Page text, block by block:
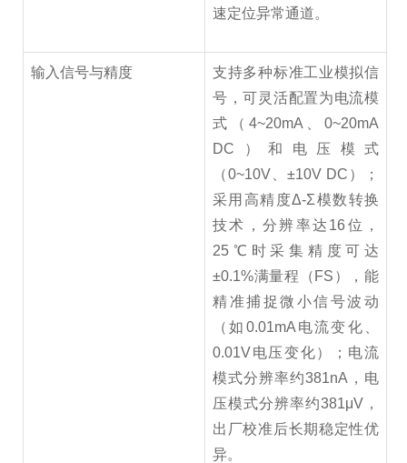
速定位异常通道。
输入信号与精度
支持多种标准工业模拟信
号，可灵活配置为电流模
式（4~20mA、0~20mA
DC）和电压模式
（0~10V、±10V DC）；
采用高精度Δ-Σ模数转换
技术，分辨率达16位，
25℃时采集精度可达
±0.1%满量程（FS），能
精准捕捉微小信号波动
（如0.01mA电流变化、
0.01V电压变化）；电流
模式分辨率约381nA，电
压模式分辨率约381μV，
出厂校准后长期稳定性优
异。